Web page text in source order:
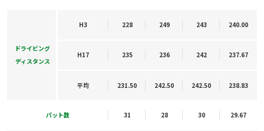
ドライビング
ディスタンス
H3 228 249 243 240.00
H17 235 236 242 237.67
平均 231.50 242.50 242.50 238.83
パット数 31 28 30 29.67